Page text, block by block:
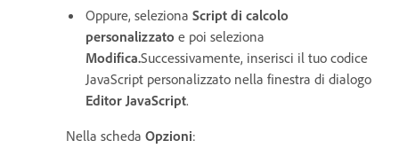
Oppure, seleziona Script di calcolo
personalizzato e poi seleziona
Modifica.Successivamente, inserisci il tuo codice
JavaScript personalizzato nella finestra di dialogo
Editor JavaScript.
Nella scheda Opzioni: